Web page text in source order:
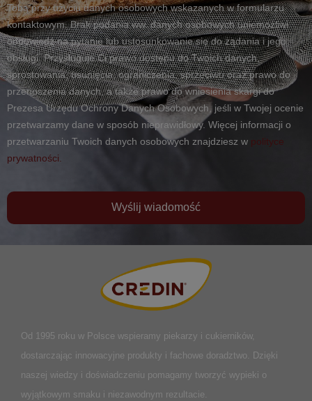
Tobą przy użyciu danych osobowych wskazanych w formularzu
kontaktowym. Brak podania ww. danych osobowych uniemożliwi
odpowiedź na pytanie lub ustosunkowanie się do żądania i jego
obsługi. Przysługuje Ci prawo dostępu do Twoich danych,
sprostowania, usunięcia, ograniczenia, sprzeciwu oraz prawo do
przenoszenia danych, a także prawo do wniesienia skargi do
Prezesa Urzędu Ochrony Danych Osobowych, jeśli w Twojej ocenie
przetwarzamy dane w sposób nieprawidłowy. Więcej informacji o
przetwarzaniu Twoich danych osobowych znajdziesz w polityce
prywatności.
Wyślij wiadomość
Od 1995 roku w Polsce wspieramy piekarzy i cukierników,
dostarczając innowacyjne produkty i fachowe doradztwo. Dzięki
naszej wiedzy i doświadczeniu pomagamy tworzyć wypieki o
wyjątkowym smaku i niezawodnym rezultacie.